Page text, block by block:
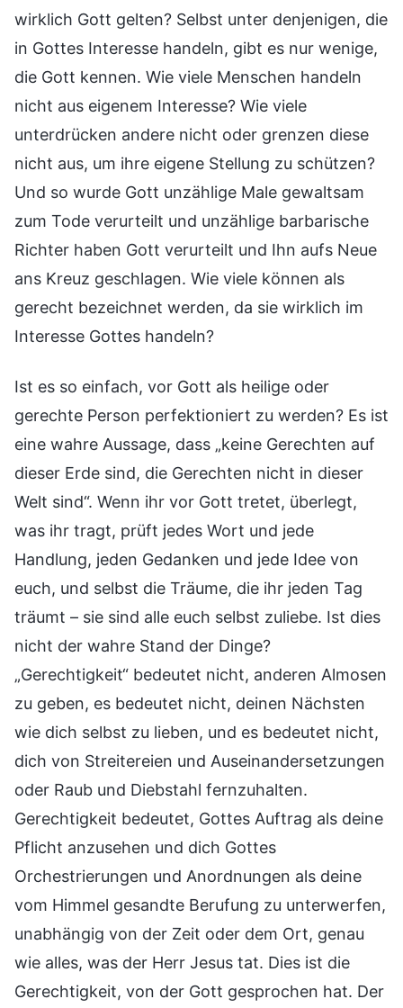
wirklich Gott gelten? Selbst unter denjenigen, die
in Gottes Interesse handeln, gibt es nur wenige,
die Gott kennen. Wie viele Menschen handeln
nicht aus eigenem Interesse? Wie viele
unterdrücken andere nicht oder grenzen diese
nicht aus, um ihre eigene Stellung zu schützen?
Und so wurde Gott unzählige Male gewaltsam
zum Tode verurteilt und unzählige barbarische
Richter haben Gott verurteilt und Ihn aufs Neue
ans Kreuz geschlagen. Wie viele können als
gerecht bezeichnet werden, da sie wirklich im
Interesse Gottes handeln?
Ist es so einfach, vor Gott als heilige oder
gerechte Person perfektioniert zu werden? Es ist
eine wahre Aussage, dass „keine Gerechten auf
dieser Erde sind, die Gerechten nicht in dieser
Welt sind“. Wenn ihr vor Gott tretet, überlegt,
was ihr tragt, prüft jedes Wort und jede
Handlung, jeden Gedanken und jede Idee von
euch, und selbst die Träume, die ihr jeden Tag
träumt – sie sind alle euch selbst zuliebe. Ist dies
nicht der wahre Stand der Dinge?
„Gerechtigkeit“ bedeutet nicht, anderen Almosen
zu geben, es bedeutet nicht, deinen Nächsten
wie dich selbst zu lieben, und es bedeutet nicht,
dich von Streitereien und Auseinandersetzungen
oder Raub und Diebstahl fernzuhalten.
Gerechtigkeit bedeutet, Gottes Auftrag als deine
Pflicht anzusehen und dich Gottes
Orchestrierungen und Anordnungen als deine
vom Himmel gesandte Berufung zu unterwerfen,
unabhängig von der Zeit oder dem Ort, genau
wie alles, was der Herr Jesus tat. Dies ist die
Gerechtigkeit, von der Gott gesprochen hat. Der